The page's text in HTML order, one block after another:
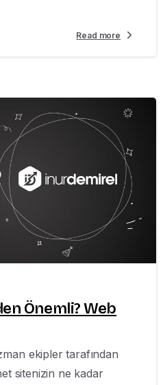
Read more
Önemli? Web
ekipler tarafından
sitenizin ne kadar